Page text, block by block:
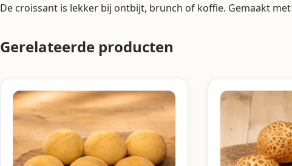
De croissant is lekker bij ontbijt, brunch of koffie. Gemaakt
Gerelateerde producten